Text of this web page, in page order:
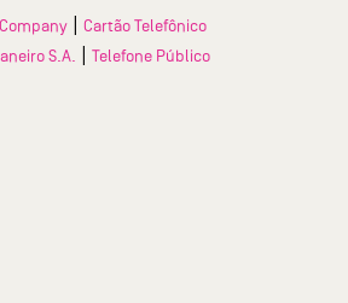
|Cartão Telefônico
S.A. |Telefone Público